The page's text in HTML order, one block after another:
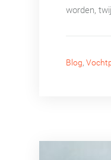
worden,
Blog,